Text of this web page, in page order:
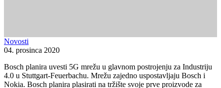
Novosti
04. prosinca 2020
Bosch planira uvesti 5G mrežu u glavnom postrojenju za Industriju
4.0 u Stuttgart-Feuerbachu. Mrežu zajedno uspostavljaju Bosch i
Nokia. Bosch planira plasirati na tržište svoje prve proizvode za